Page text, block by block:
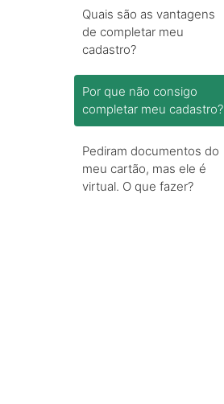
Quais são as vantagens
de completar meu
cadastro?
Por que não consigo
completar meu cadastro?
Pediram documentos do
meu cartão, mas ele é
virtual. O que fazer?